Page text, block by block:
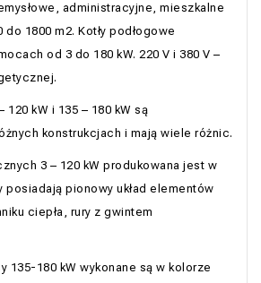
administracyjne, mieszkalne
1800 m2. Kotły podłogowe
od 3 do 180 kW. 220 V i 380 V –
120 kW i 135 – 180 kW są
konstrukcjach i mają wiele różnic.
3 – 120 kW produkowana jest w
posiadają pionowy układ elementów
ciepła, rury z gwintem
135-180 kW wykonane są w kolorze